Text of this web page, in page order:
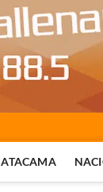
ATACAMA